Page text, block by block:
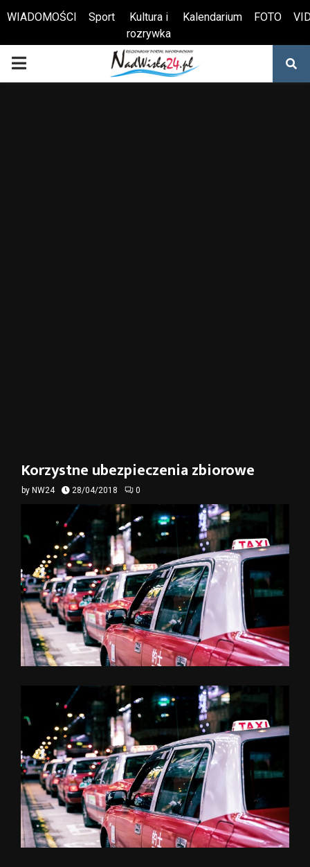
Otwórz pasek narzędzi
WIADOMOŚCI Sport
Kultura i
rozrywka
Kalendarium FOTO
PRIMARY
Korzystne ubezpieczenia zbiorowe
by NW24 28/04/2018 0